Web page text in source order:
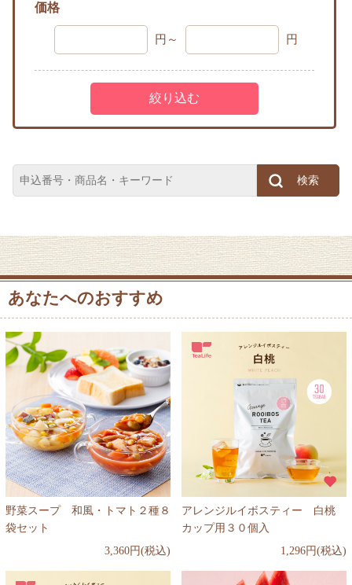
価格
円～ 円
あなたへのおすすめ
野菜スープ 和風・トマト２種８
袋セット
3,360円(税込)
アレンジルイボスティー 白桃
カップ用３０個入
1,296円(税込)